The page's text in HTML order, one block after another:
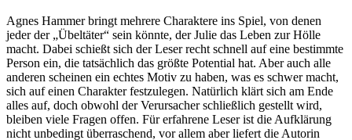
Agnes Hammer bringt mehrere Charaktere ins Spiel, von denen
jeder der „Übeltäter“ sein könnte, der Julie das Leben zur Hölle
macht. Dabei schießt sich der Leser recht schnell auf eine bestimmte
Person ein, die tatsächlich das größte Potential hat. Aber auch alle
anderen scheinen ein echtes Motiv zu haben, was es schwer macht,
sich auf einen Charakter festzulegen. Natürlich klärt sich am Ende
alles auf, doch obwohl der Verursacher schließlich gestellt wird,
bleiben viele Fragen offen. Für erfahrene Leser ist die Aufklärung
nicht unbedingt überraschend, vor allem aber liefert die Autorin